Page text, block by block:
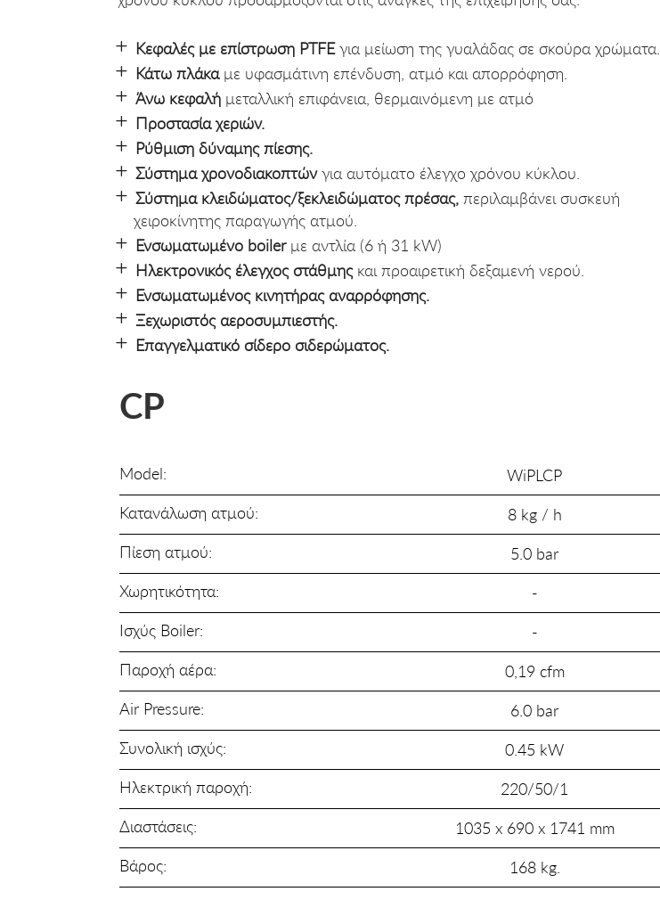
Κεφαλές με επίστρωση PTFEγια μείωση της γυαλάδας σε σκούρα χρώματα.
Κάτω πλάκα με υφασμάτινη επένδυση, ατμό και απορρόφηση.
Άνω κεφαλή μεταλλική επιφάνεια, θερμαινόμενη με ατμό
Προστασία χεριών.
Ρύθμιση δύναμης πίεσης.
Σύστημα χρονοδιακοπτών για αυτόματο έλεγχο χρόνου κύκλου.
Σύστημα κλειδώματος/ξεκλειδώματος πρέσας, περιλαμβάνει συσκευή
χειροκίνητης παραγωγής ατμού.
Ενσωματωμένο boiler με αντλία (6 ή 31 kW)
Ηλεκτρονικός έλεγχος στάθμης και προαιρετική δεξαμενή νερού.
Ενσωματωμένος κινητήρας αναρρόφησης.
Ξεχωριστός αεροσυμπιεστής.
Επαγγελματικό σίδερο σιδερώματος.
CP
Model:
Κατανάλωση ατμού:
Πίεση ατμού:
Χωρητικότητα:
Iσχύς Boiler:
Παροχή αέρα:
Air Pressure:
Συνολική ισχύς:
Ηλεκτρική παροχή:
Διαστάσεις:
Βάρος:
WiPLCP
8 kg / h
5.0 bar
-
-
0,19 cfm
6.0 bar
0.45 kW
220/50/1
1035 x 690 x 1741 mm
168 kg.